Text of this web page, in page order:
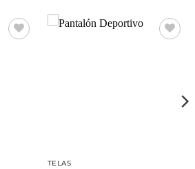
TELAS